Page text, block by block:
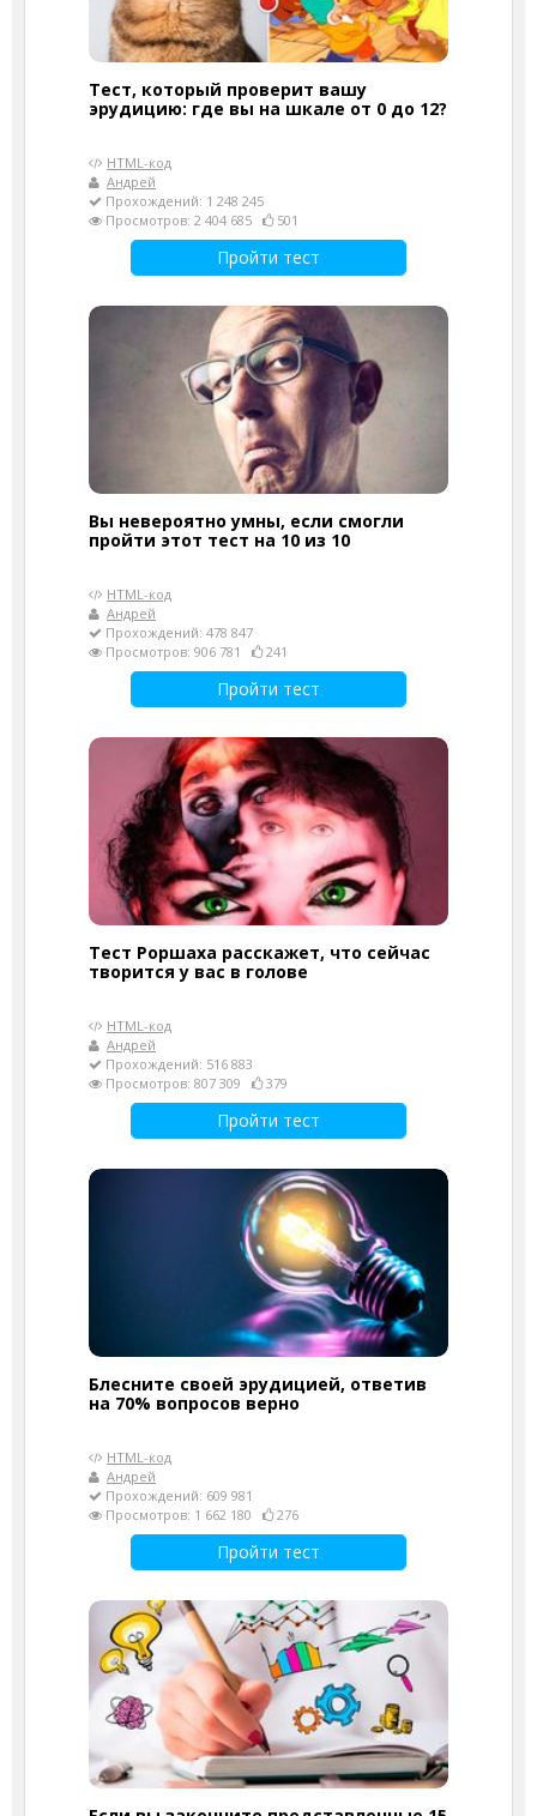
Тест, который проверит вашу
эрудицию: где вы на шкале от 0 до 12?
HTML-код
Андрей
Прохождений: 1 248 245
Просмотров: 2 404 685
501
Пройти тест
Вы невероятно умны, если смогли
пройти этот тест на 10 из 10
HTML-код
Андрей
Прохождений: 478 847
Просмотров: 906 781
241
Пройти тест
Тест Роршаха расскажет, что сейчас
творится у вас в голове
HTML-код
Андрей
Прохождений: 516 883
Просмотров: 807 309
379
Пройти тест
Блесните своей эрудицией, ответив
на 70% вопросов верно
HTML-код
Андрей
Прохождений: 609 981
Просмотров: 1 662 180
276
Пройти тест